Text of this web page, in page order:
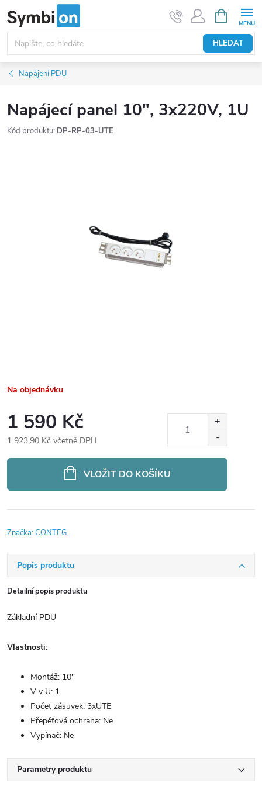
na
obsah
HLEDAT
NÁKUPNÍ
KOŠÍK
Napájení PDU
Napájecí panel 10", 3x220V, 1U
Kód produktu: DP-RP-03-UTE
Na objednávku
1 590 Kč
1 923,90 Kč včetně DPH
VLOŽIT DO KOŠÍKU
Značka:CONTEG
Popis produktu
Detailní popis produktu
Základní PDU
Vlastnosti:
Montáž: 10''
V v U: 1
Počet zásuvek: 3xUTE
Přepěťová ochrana: Ne
Vypínač: Ne
Parametry produktu